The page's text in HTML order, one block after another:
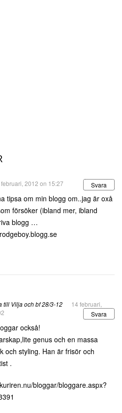
februari, 2012 on 15:27 Svara
tipsa om min blogg om..jag är oxå
försöker (ibland mer, ibland
blogg …
till Vilja och bf 28/3-12
14 februari,
Svara
också!
genus och en massa
och styling. Han är frisör och
.
bloggar/bloggare.aspx?